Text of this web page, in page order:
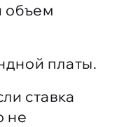
объем
платы.
ставка
не